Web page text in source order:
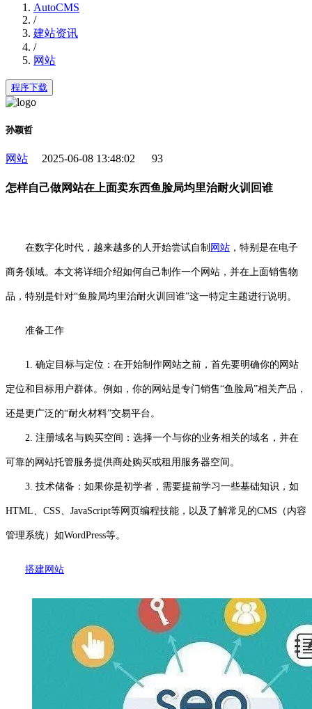
AutoCMS
/
建站资讯
/
网站
程序下载
孙颖哲
网站 2025-06-08 13:48:02 93
怎样自己做网站在上面卖东西鱼脸局均里治耐火训回谁
在数字化时代，越来越多的人开始尝试自制 网站 ，特别是在电子
商务领域。本文将详细介绍如何自己制作一个网站，并在上面销售物
品，特别是针对“鱼脸局均里治耐火训回谁”这一特定主题进行说明。
准备工作
1. 确定目标与定位：在开始制作网站之前，首先要明确你的网站
定位和目标用户群体。例如，你的网站是专门销售“鱼脸局”相关产品，
还是更广泛的“耐火材料”交易平台。
2. 注册域名与购买空间：选择一个与你的业务相关的域名，并在
可靠的网站托管服务提供商处购买或租用服务器空间。
3. 技术储备：如果你是初学者，需要提前学习一些基础知识，如
HTML、CSS、JavaScript等网页编程技能，以及了解常见的CMS（内容
管理系统）如WordPress等。
搭建网站